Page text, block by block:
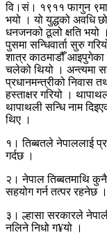
वि।सं। १९११ फागुन
भयो । यो युद्धको अवधि
धनजनको ठूलो क्षति भयो
पुसमा सन्धिवार्ता सुरु
शात्र काठमाडौँ आइपुगेका
चलेको थियो । अन्त्यमा
प्रधानमन्त्रीको निवास
हस्ताक्षर गरियो ।
थापाथली सन्धि नाम
थिए ।
१। तिब्बतले नेपाललाई
गर्दछ ।
२। नेपाल तिब्बतमाथि
सहयोग गर्न तत्पर रहनेछ ।
३। ल्हासा सरकारले
नलिने निधो ग¥यो ।